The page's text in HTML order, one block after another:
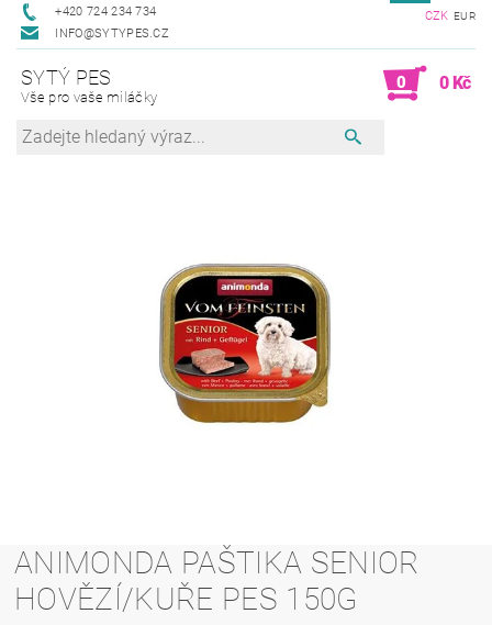
+420 724 234 734
INFO@SYTYPES.CZ
CZK EUR
SYTÝ PES
Vše pro vaše miláčky
0 0 Kč
ANIMONDA PAŠTIKA SENIOR
HOVĚZÍ/KUŘE PES 150G